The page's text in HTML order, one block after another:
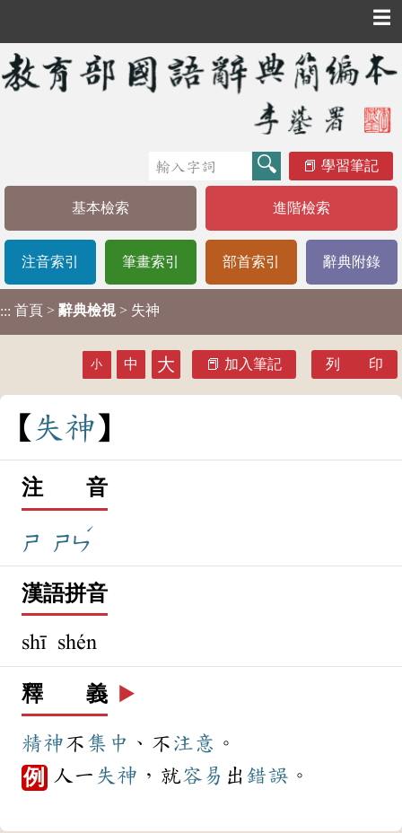
☰
學習筆記
基本檢索 進階檢索
注音索引 筆畫索引 部首索引 辭典附錄
::: 首頁 > 辭典檢視 > 失神
小 中 大 加入筆記 列 印
失 神
注 音
ㄕ ㄕㄣ
ˊ
漢語拼音
shī shén
釋 義 ▶️
精神不 集中 、不 注意 。
例 人一 失神 ，就容易 出 錯誤 。